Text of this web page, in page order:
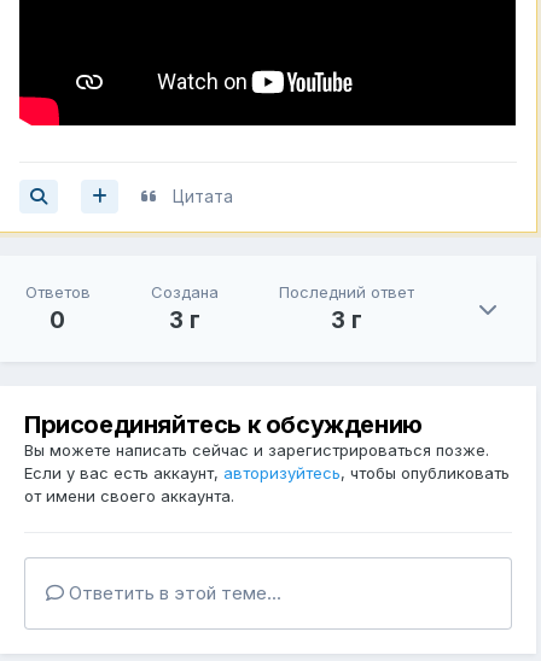
Цитата
Ответов
0
Создана
3 г
Последний ответ
3 г
Присоединяйтесь к обсуждению
Вы можете написать сейчас и зарегистрироваться позже.
Если у вас есть аккаунт, авторизуйтесь, чтобы опубликовать
от имени своего аккаунта.
Ответить в этой теме...